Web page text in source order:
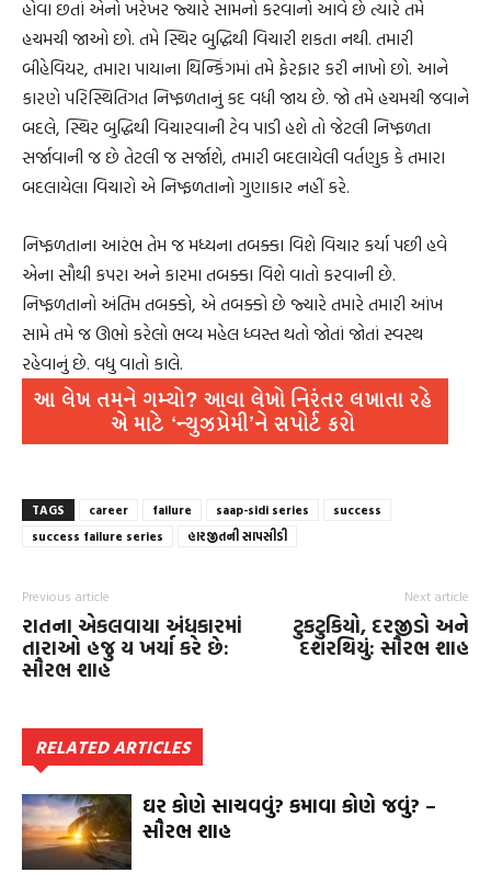
હોવા છતાં એનો ખરેખર જ્યારે સામનો કરવાનો આવે છે ત્યારે તમે
હચમચી જાઓ છો. તમે સ્થિર બુદ્ધિથી વિચારી શકતા નથી. તમારી
બીહેવિયર, તમારા પાયાના થિન્કિંગમાં તમે ફેરફાર કરી નાખો છો. આને
કારણે પરિસ્થિતિગત નિષ્ફળતાનું કદ વધી જાય છે. જો તમે હચમચી જવાને
બદલે, સ્થિર બુદ્ધિથી વિચારવાની ટેવ પાડી હશે તો જેટલી નિષ્ફળતા
સર્જાવાની જ છે તેટલી જ સર્જાશે, તમારી બદલાયેલી વર્તણુક કે તમારા
બદલાયેલા વિચારો એ નિષ્ફળતાનો ગુણાકાર નહીં કરે.
નિષ્ફળતાના આરંભ તેમ જ મધ્યના તબક્કા વિશે વિચાર કર્યા પછી હવે
એના સૌથી કપરા અને કારમા તબક્કા વિશે વાતો કરવાની છે.
નિષ્ફળતાનો અંતિમ તબક્કો, એ તબક્કો છે જ્યારે તમારે તમારી આંખ
સામે તમે જ ઊભો કરેલો ભવ્ય મહેલ ધ્વસ્ત થતો જોતાં જોતાં સ્વસ્થ
રહેવાનું છે. વધુ વાતો કાલે.
TAGS career failure saap-sidi series
success
success failure series
હારજીતની સાપસીડી
Previous article
રાતના એકલવાયા અંધકારમાં
તારાઓ હજુ ય ખર્યા કરે છે:
સૌરભ શાહ
Next article
ટુકટુકિયો, દરજીડો અને
દશરથિયું: સૌરભ શાહ
RELATED ARTICLES
ઘર કોણે સાચવવું? કમાવા કોણે જવું? –
સૌરભ શાહ